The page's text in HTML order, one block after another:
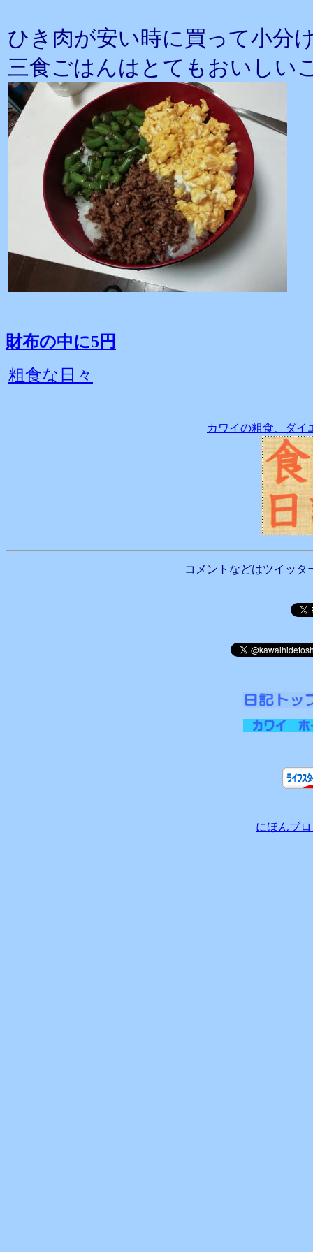
ひき肉が安い時に買って小分
三食ごはんはとてもおいしい
財布の中に5円
粗食な日々
カワイの粗食、ダイ
コメントなどはツイッタ
にほんブ